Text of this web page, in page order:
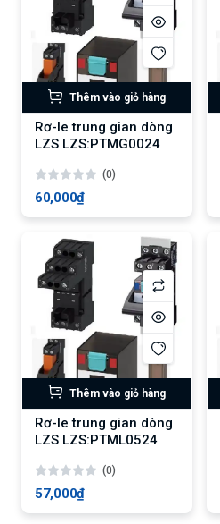
Thêm vào giỏ hàng
Rơ-le trung gian dòng
LZS LZS:PTMG0024
(0)
60,000₫
Thêm vào giỏ hàng
Rơ-le trung gian dòng
LZS LZS:PTML0524
(0)
57,000₫